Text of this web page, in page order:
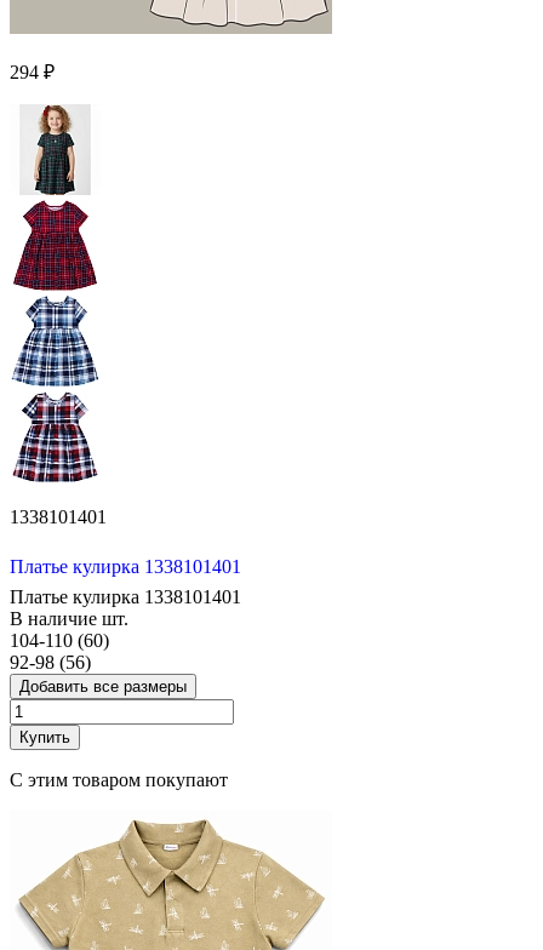
294 ₽
1338101401
Платье кулирка 1338101401
Платье кулирка 1338101401
В наличие шт.
104-110 (60)
92-98 (56)
Добавить все размеры
Купить
С этим товаром покупают